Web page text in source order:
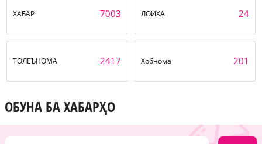
ХАБАР 7003 ЛОИҲА 24
ТОЛЕЪНОМА 2417 Хобнома 201
ОБУНА БА ХАБАРҲО